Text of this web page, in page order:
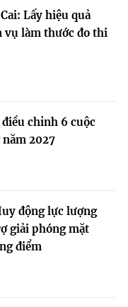
Lấy hiệu quả
làm thước đo thi
điều chỉnh 6 cuộc
2027
động lực lượng
giải phóng mặt
điểm